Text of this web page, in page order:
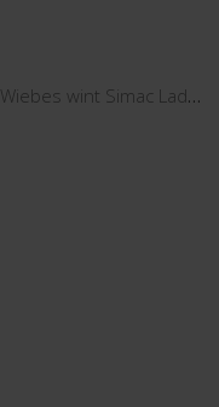
Wiebes wint Simac Ladies Tour in stijl